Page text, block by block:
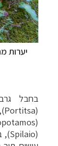
יערות
בחבל
(
Portitsa
(
(
Spilaio
),